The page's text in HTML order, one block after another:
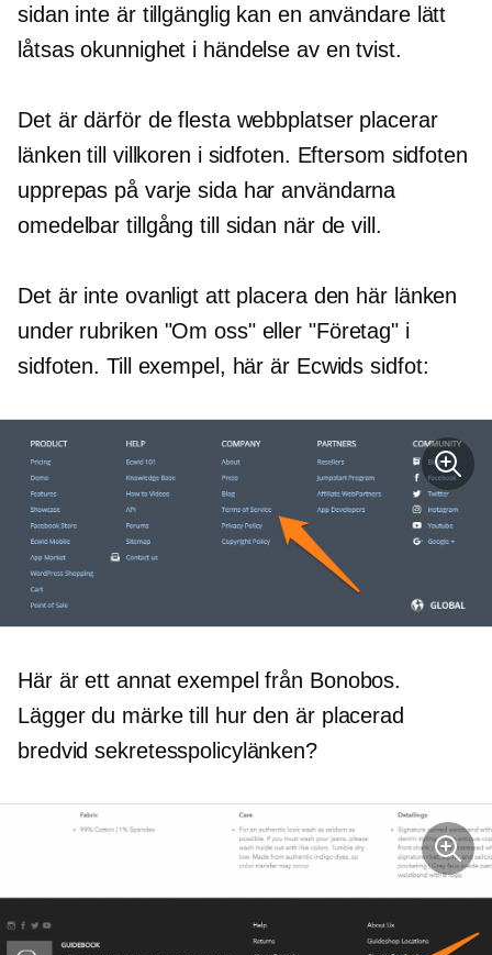
sidan inte är tillgänglig kan en användare lätt
låtsas okunnighet i händelse av en tvist.
Det är därför de flesta webbplatser placerar
länken till villkoren i sidfoten. Eftersom sidfoten
upprepas på varje sida har användarna
omedelbar tillgång till sidan när de vill.
Det är inte ovanligt att placera den här länken
under rubriken "Om oss" eller "Företag" i
sidfoten. Till exempel, här är Ecwids sidfot:
Här är ett annat exempel från Bonobos.
Lägger du märke till hur den är placerad
bredvid sekretesspolicylänken?